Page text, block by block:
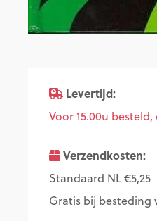
Levertijd:
Voor 15.00u
Verzendkosten:
Standaard NL €5,25
Gratis bij besteding